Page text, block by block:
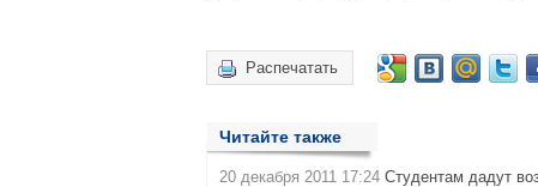
Распечатать
Читайте также
20 декабря 2011 17:24 Студентам дадут